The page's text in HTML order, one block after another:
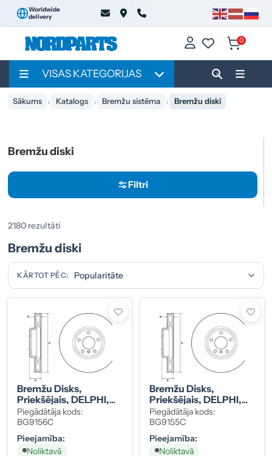
Worldwide
delivery
0
VISAS KATEGORIJAS
Sākums Katalogs Bremžu sistēma Bremžu diski
Bremžu diski
Filtri
2180 rezultāti
Bremžu diski
KĀRTOT PĒC:
Bremžu Disks,
Priekšējais, DELPHI,
BMW 5 34116785670
Piegādātāja kods:
BG9156C
Pieejamība:
Noliktavā
Bremžu Disks,
Priekšējais, DELPHI,
BMW 5 34116785669
Piegādātāja kods:
BG9155C
Pieejamība:
Noliktavā